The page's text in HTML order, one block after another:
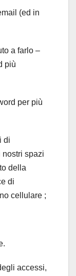
(ed in
a farlo –
più
per più
di
nostri spazi
della
di
cellulare ;
accessi,